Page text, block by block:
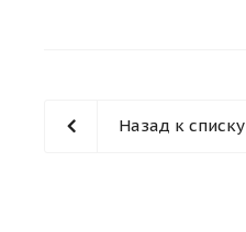
Назад к списку